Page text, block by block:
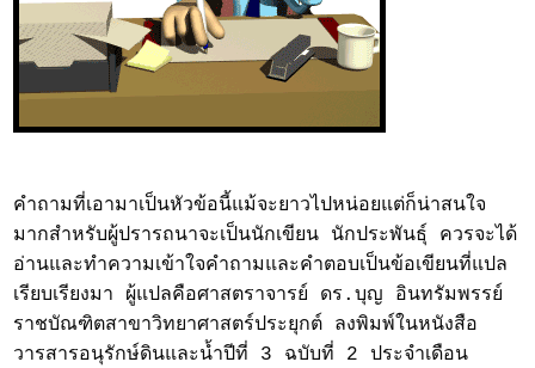
คำถามที่เอามาเป็นหัวข้อนี้แม้จะยาวไปหน่อยแต่ก็น่าสนใจ
มากสำหรับผู้ปรารถนาจะเป็นนักเขียน นักประพันธุ์ ควรจะได้
อ่านและทำความเข้าใจคำถามและคำตอบเป็นข้อเขียนที่แปล
เรียบเรียงมา ผู้แปลคือศาสตราจารย์ ดร.บุญ อินทรัมพรรย์
ราชบัณฑิตสาขาวิทยาศาสตร์ประยุกต์ ลงพิมพ์ในหนังสือ
วารสารอนุรักษ์ดินและน้ำปีที่ 3 ฉบับที่ 2 ประจำเดือน